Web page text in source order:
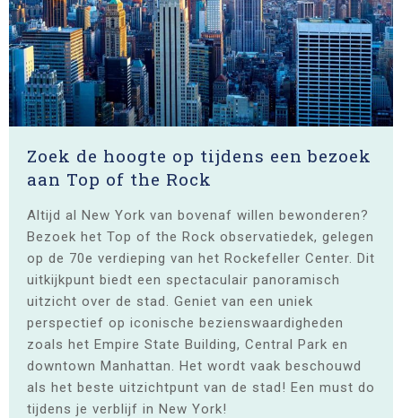
Zoek de hoogte op tijdens een bezoek
aan Top of the Rock
Altijd al New York van bovenaf willen bewonderen?
Bezoek het Top of the Rock observatiedek, gelegen
op de 70e verdieping van het Rockefeller Center. Dit
uitkijkpunt biedt een spectaculair panoramisch
uitzicht over de stad. Geniet van een uniek
perspectief op iconische bezienswaardigheden
zoals het Empire State Building, Central Park en
downtown Manhattan. Het wordt vaak beschouwd
als het beste uitzichtpunt van de stad! Een must do
tijdens je verblijf in New York!